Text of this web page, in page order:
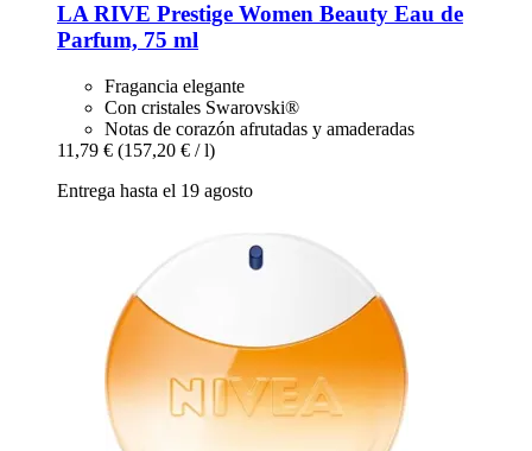
LA RIVE Prestige Women Beauty Eau de
Parfum, 75 ml
Fragancia elegante
Con cristales Swarovski®
Notas de corazón afrutadas y amaderadas
11,79 € (157,20 € / l)
Entrega hasta el 19 agosto